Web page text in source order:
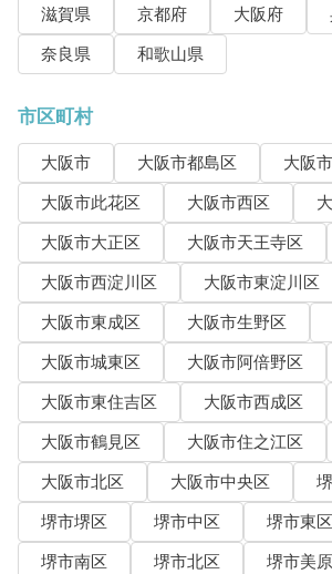
滋賀県 京都府 大阪府
奈良県
和歌山県
市区町村
大阪市 大阪市都島区
大阪
大阪市此花区
大阪市西区
大阪市大正区
大阪市天王寺区
大阪市西淀川区
大阪市東淀川区
大阪市東成区
大阪市生野区
大阪市城東区
大阪市阿倍野区
大阪市東住吉区
大阪市西成区
大阪市鶴見区
大阪市住之江区
大阪市北区
大阪市中央区
堺市堺区
堺市中区 堺市東区
堺市南区
堺市北区
堺市美